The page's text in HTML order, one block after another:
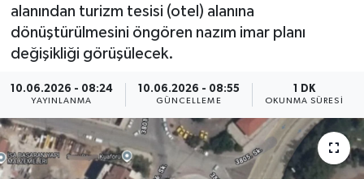
alanından turizm tesisi (otel) alanına
dönüştürülmesini öngören nazım imar planı
değişikliği görüşülecek.
10.06.2026 - 08:24
YAYINLANMA
10.06.2026 - 08:55
GÜNCELLEME
1 DK
OKUNMA SÜRESI
Asayiş
Eğitim
Sağlık
Haber Arşivi